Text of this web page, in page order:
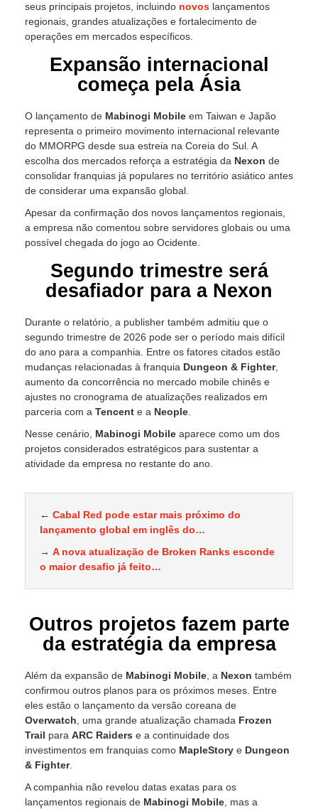
seus principais projetos, incluindo novos lançamentos
regionais, grandes atualizações e fortalecimento de
operações em mercados específicos.
Expansão internacional
começa pela Ásia
O lançamento de Mabinogi Mobile em Taiwan e Japão
representa o primeiro movimento internacional relevante
do MMORPG desde sua estreia na Coreia do Sul. A
escolha dos mercados reforça a estratégia da Nexon de
consolidar franquias já populares no território asiático antes
de considerar uma expansão global.
Apesar da confirmação dos novos lançamentos regionais,
a empresa não comentou sobre servidores globais ou uma
possível chegada do jogo ao Ocidente.
Segundo trimestre será
desafiador para a Nexon
Durante o relatório, a publisher também admitiu que o
segundo trimestre de 2026 pode ser o período mais difícil
do ano para a companhia. Entre os fatores citados estão
mudanças relacionadas à franquia Dungeon & Fighter,
aumento da concorrência no mercado mobile chinês e
ajustes no cronograma de atualizações realizados em
parceria com a Tencent e a Neople
Nesse cenário, Mabinogi Mobile aparece como um dos
projetos considerados estratégicos para sustentar a
atividade da empresa no restante do ano.
← Cabal Red pode estar mais próximo do
lançamento global em inglês do…
→ A nova atualização de Broken Ranks esconde
o maior desafio já feito…
Outros projetos fazem parte
da estratégia da empresa
Além da expansão de Mabinogi Mobile , a Nexon também
confirmou outros planos para os próximos meses. Entre
eles estão o lançamento da versão coreana de
Overwatch , uma grande atualização chamada Frozen
Trail para ARC Raiders e a continuidade dos
investimentos em franquias como MapleStory e Dungeon
& Fighter.
A companhia não revelou datas exatas para os
lançamentos regionais de Mabinogi Mobile , mas a